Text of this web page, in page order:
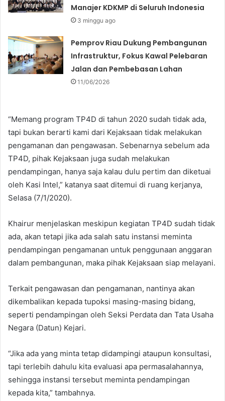
Manajer KDKMP di Seluruh Indonesia
3 minggu ago
Pemprov Riau Dukung Pembangunan
Infrastruktur, Fokus Kawal Pelebaran
Jalan dan Pembebasan Lahan
11/06/2026
“Memang program TP4D di tahun 2020 sudah tidak ada,
tapi bukan berarti kami dari Kejaksaan tidak melakukan
pengamanan dan pengawasan. Sebenarnya sebelum ada
TP4D, pihak Kejaksaan juga sudah melakukan
pendampingan, hanya saja kalau dulu pertim dan diketuai
oleh Kasi Intel,” katanya saat ditemui di ruang kerjanya,
Selasa (7/1/2020).
Khairur menjelaskan meskipun kegiatan TP4D sudah tidak
ada, akan tetapi jika ada salah satu instansi meminta
pendampingan pengamanan untuk penggunaan anggaran
dalam pembangunan, maka pihak Kejaksaan siap melayani.
Terkait pengawasan dan pengamanan, nantinya akan
dikembalikan kepada tupoksi masing-masing bidang,
seperti pendampingan oleh Seksi Perdata dan Tata Usaha
Negara (Datun) Kejari.
“Jika ada yang minta tetap didampingi ataupun konsultasi,
tapi terlebih dahulu kita evaluasi apa permasalahannya,
sehingga instansi tersebut meminta pendampingan
kepada kita,” tambahnya.